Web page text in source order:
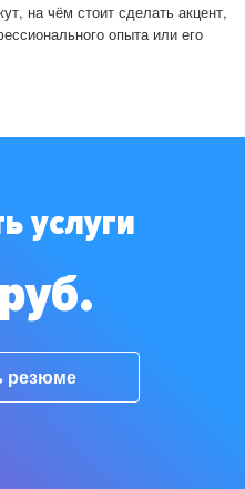
на чём стоит сделать акцент,
опыта или его
услуги
резюме